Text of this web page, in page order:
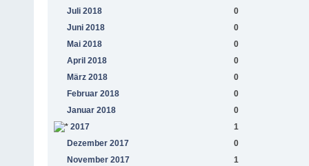
Juli 2018
0
Juni 2018
0
Mai 2018
0
April 2018
0
März 2018
0
Februar 2018
0
Januar 2018
0
2017
1
Dezember 2017
0
November 2017
1